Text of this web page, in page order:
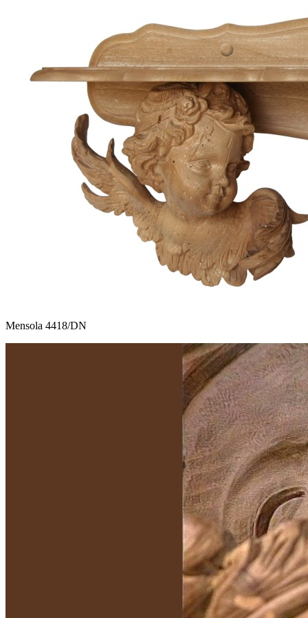
Mensola 4418/DN